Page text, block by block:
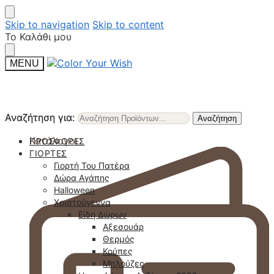
Skip to navigation Skip to content
Το Καλάθι μου
MENU
Αναζήτηση για: Αναζήτηση
Κατάλογοι
Αναζήτηση για: Αναζήτηση
ΠΡΟΣΦΟΡΈΣ
ΓΙΟΡΤΈΣ
Γιορτή Του Πατέρα
Δώρα Αγάπης
Halloween
Χριστούγεννα
Είδη Δώρων
Αξεσουάρ
Θερμός
Κούπες
Μπλούζες